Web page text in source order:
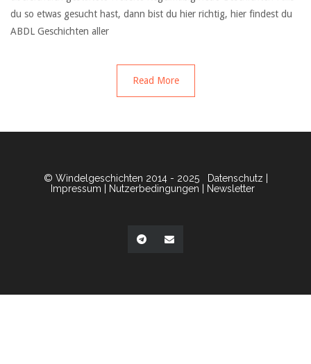
du so etwas gesucht hast, dann bist du hier richtig, hier findest du
ABDL Geschichten aller
Read More
© Windelgeschichten 2014 - 2025 Datenschutz
Impressum
Nutzerbedingungen Newsletter